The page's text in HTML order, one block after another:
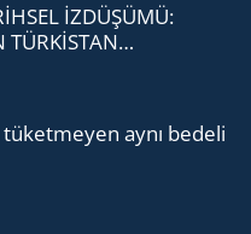
İZDÜŞÜMÜ:
TÜRKİSTAN
MİRASI
aynı be­de­li